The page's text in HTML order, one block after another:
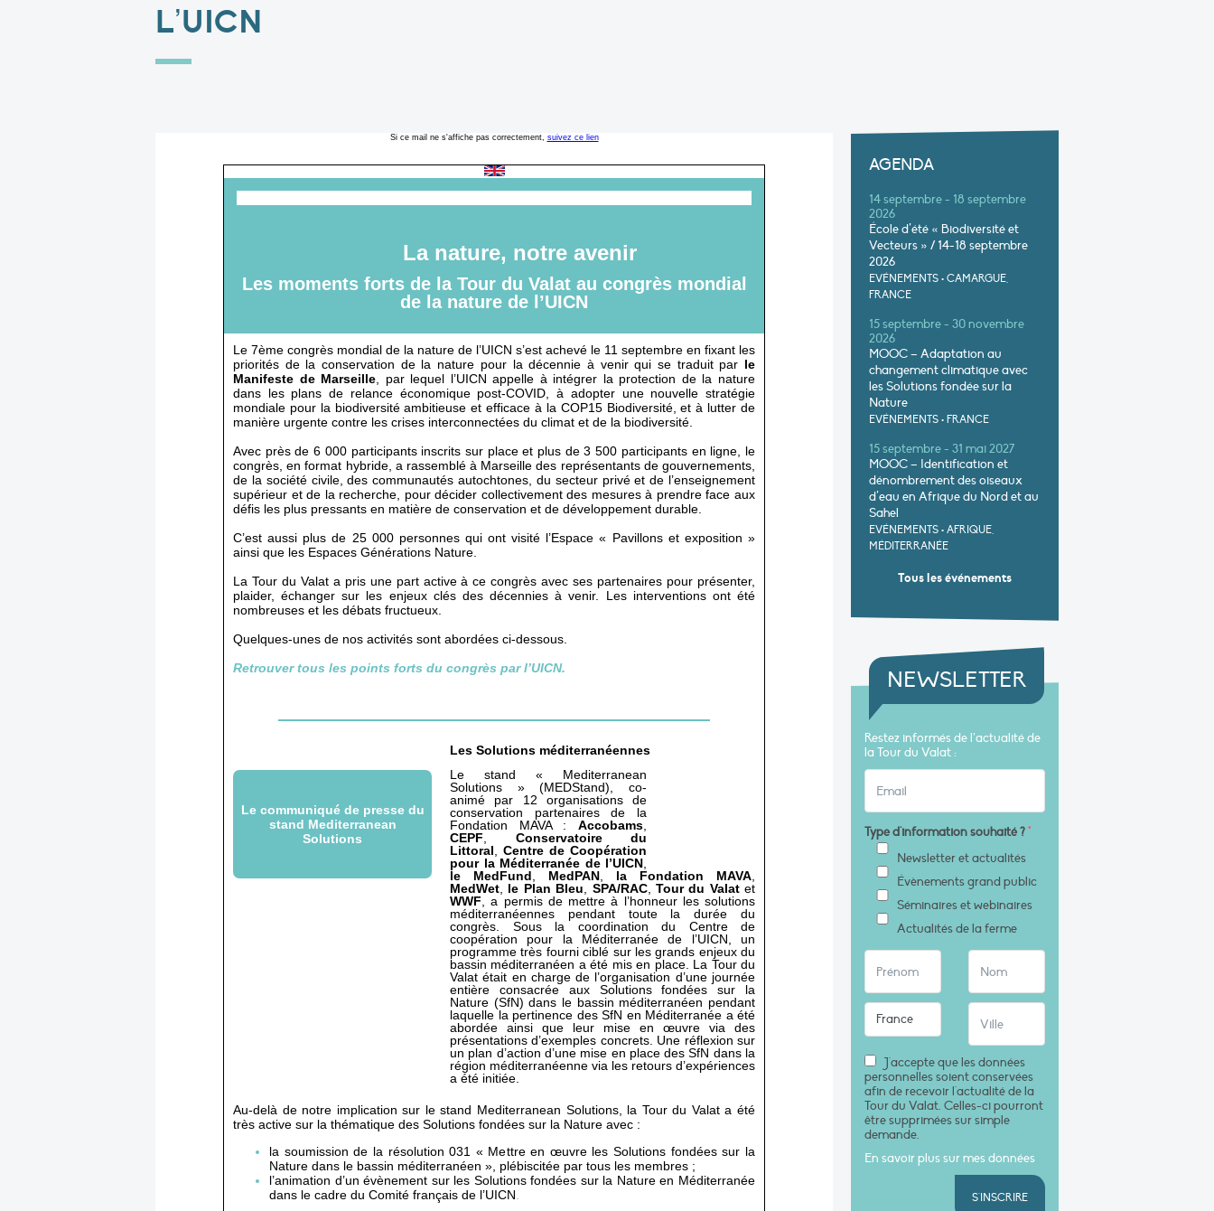
L’UICN
AGENDA
14 septembre - 18 septembre
2026
École d’été « Biodiversité et
Vecteurs » / 14-18 septembre
2026
EVÉNEMENTS • CAMARGUE,
FRANCE
15 septembre - 30 novembre
2026
MOOC – Adaptation au
changement climatique avec
les Solutions fondée sur la
Nature
EVÉNEMENTS • FRANCE
15 septembre - 31 mai 2027
MOOC – Identification et
dénombrement des oiseaux
d’eau en Afrique du Nord et au
Sahel
EVÉNEMENTS • AFRIQUE,
MÉDITERRANÉE
Tous les événements
NEWSLETTER
Restez informés de l’actualité de
la Tour du Valat :
Type d'information souhaité ?*
Newsletter et actualités
Évènements grand public
Séminaires et webinaires
Actualités de la ferme
J'accepte que les données
personnelles soient conservées
afin de recevoir l'actualité de la
Tour du Valat. Celles-ci pourront
être supprimées sur simple
demande.
En savoir plus sur mes données
S'INSCRIRE